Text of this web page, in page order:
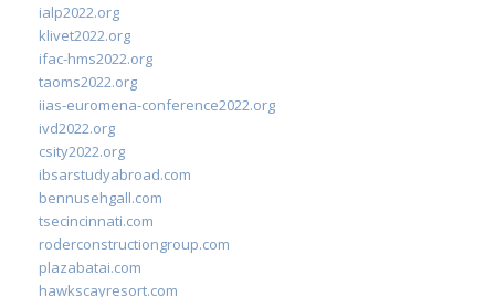
ialp2022.org
klivet2022.org
ifac-hms2022.org
taoms2022.org
iias-euromena-conference2022.org
ivd2022.org
csity2022.org
ibsarstudyabroad.com
bennusehgall.com
tsecincinnati.com
roderconstructiongroup.com
plazabatai.com
hawkscayresort.com